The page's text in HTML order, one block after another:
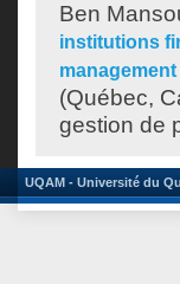
Ben
institutions
(Québec,
gestion de
UQAM - Université du